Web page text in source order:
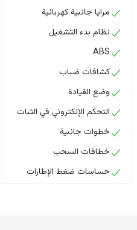
مرايا جانبية كهربائية
نظام بدء التشغيل
ABS
كشافات ضباب
وضع القيادة
التحكم الإلكتروني في الثبات
خطوات جانبية
خطافات السحب
حساسات ضغط الإطارات